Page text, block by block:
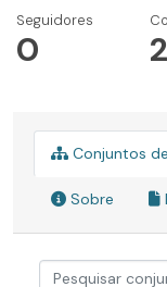
Seguidores
0
Conjuntos
Sobre